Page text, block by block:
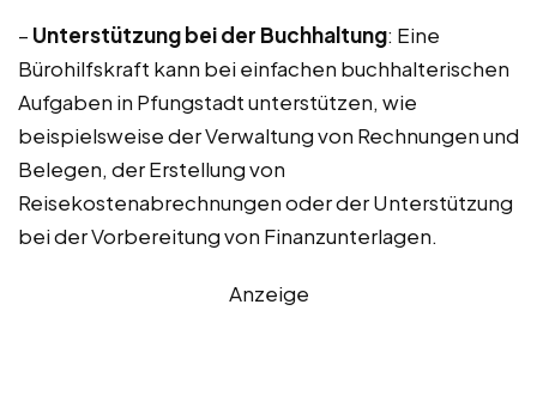
– Unterstützung bei der Buchhaltung: Eine
Bürohilfskraft kann bei einfachen buchhalterischen
Aufgaben in Pfungstadt unterstützen, wie
beispielsweise der Verwaltung von Rechnungen und
Belegen, der Erstellung von
Reisekostenabrechnungen oder der Unterstützung
bei der Vorbereitung von Finanzunterlagen.
Anzeige